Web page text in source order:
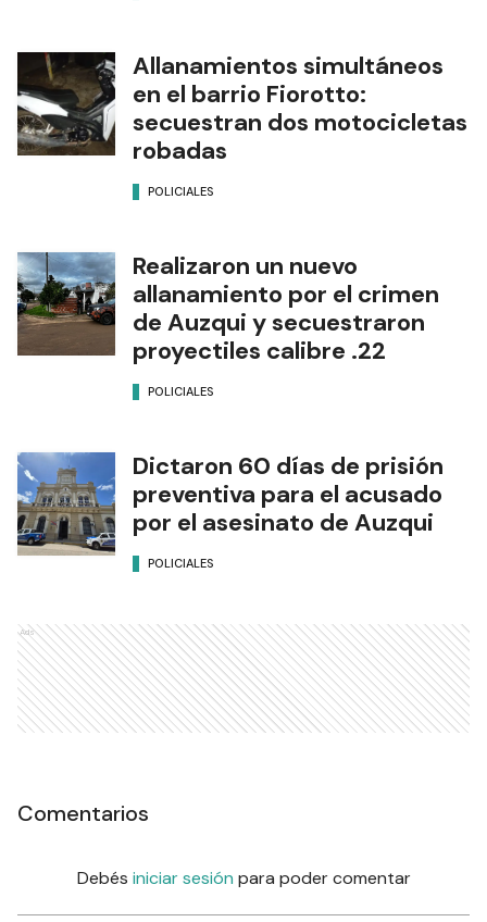
Allanamientos simultáneos
en el barrio Fiorotto:
secuestran dos motocicletas
robadas
POLICIALES
Realizaron un nuevo
allanamiento por el crimen
de Auzqui y secuestraron
proyectiles calibre .22
POLICIALES
Dictaron 60 días de prisión
preventiva para el acusado
por el asesinato de Auzqui
POLICIALES
Ads
Comentarios
Debés iniciar sesión para poder comentar